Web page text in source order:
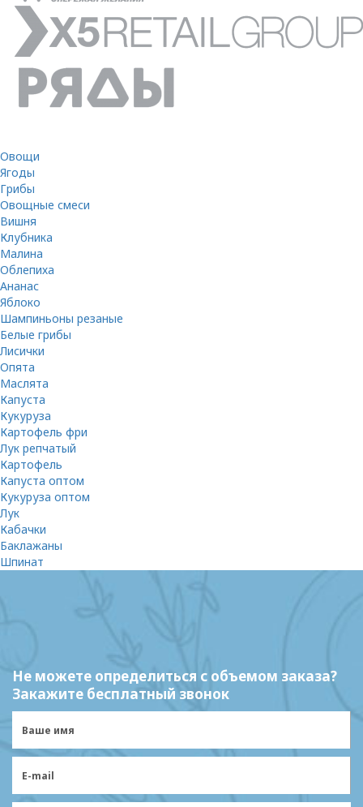
Овощи
Ягоды
Грибы
Овощные смеси
Вишня
Клубника
Малина
Облепиха
Ананас
Яблоко
Шампиньоны резаные
Белые грибы
Лисички
Опята
Маслята
Капуста
Кукуруза
Картофель фри
Лук репчатый
Картофель
Капуста оптом
Кукуруза оптом
Лук
Кабачки
Баклажаны
Шпинат
Не можете определиться с объемом заказа?
Закажите бесплатный звонок